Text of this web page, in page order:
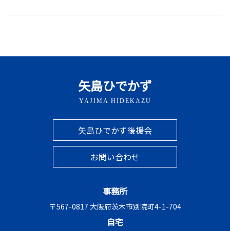
矢島ひでかず
YAJIMA HIDEKAZU
矢島ひでかず後援会
お問い合わせ
事務所
〒567-0817 大阪府茨木市別院町4-1-704
自宅